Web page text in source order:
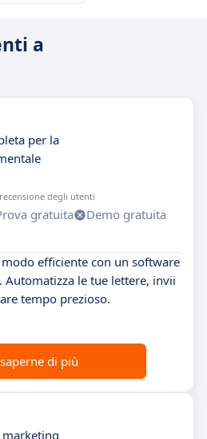
a
per la
degli utenti
gratuita
Demo gratuita
efficiente con un software
Automatizza le tue lettere, invii
tempo prezioso.
di più